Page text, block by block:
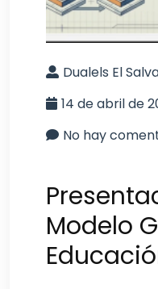
Dualels El
14 de abril de
No hay
Modelo